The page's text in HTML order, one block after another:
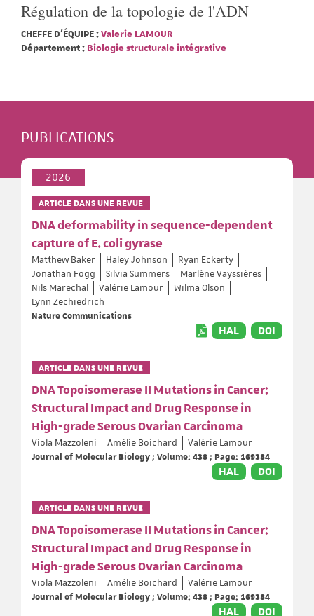
Régulation de la topologie de l'ADN
CHEFFE D'ÉQUIPE :Valerie LAMOUR
Département : Biologie structurale intégrative
PUBLICATIONS
2026
ARTICLE DANS UNE REVUE
DNA deformability in sequence-dependent
capture of E. coli gyrase
Matthew Baker Haley Johnson
Ryan Eckerty
Jonathan Fogg
Silvia Summers
Marlène Vayssières
Nils Marechal
Valérie Lamour
Wilma Olson
Lynn Zechiedrich
Nature Communications
HAL DOI
ARTICLE DANS UNE REVUE
DNA Topoisomerase II Mutations in Cancer:
Structural Impact and Drug Response in
High-grade Serous Ovarian Carcinoma
Viola Mazzoleni Amélie Boichard
Valérie Lamour
Journal of Molecular Biology ; Volume: 438 ; Page: 169384
HAL DOI
ARTICLE DANS UNE REVUE
DNA Topoisomerase II Mutations in Cancer:
Structural Impact and Drug Response in
High-grade Serous Ovarian Carcinoma
Viola Mazzoleni Amélie Boichard
Valérie Lamour
Journal of Molecular Biology ; Volume: 438 ; Page: 169384
HAL DOI